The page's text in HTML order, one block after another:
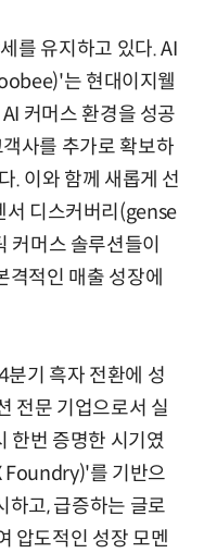
를 유지하고 있다. AI
는 현대이지웰
커머스 환경을 성공
사를 추가로 확보하
. 이와 함께 새롭게 선
서 디스커버리(gense
머스 솔루션들이
격적인 매출 성장에
분기 흑자 전환에 성
전문 기업으로서 실
한번 증명한 시기였
Foundry)'를 기반으
하고, 급증하는 글로
압도적인 성장 모멘